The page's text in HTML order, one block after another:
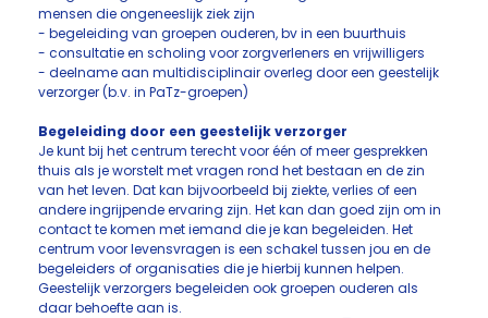
mensen die ongeneeslijk ziek zijn
- begeleiding van groepen ouderen, bv in een buurthuis
- consultatie en scholing voor zorgverleners en vrijwilligers
- deelname aan multidisciplinair overleg door een geestelijk
verzorger (b.v. in PaTz-groepen)
Begeleiding door een geestelijk verzorger
Je kunt bij het centrum terecht voor één of meer gesprekken
thuis als je worstelt met vragen rond het bestaan en de zin
van het leven. Dat kan bijvoorbeeld bij ziekte, verlies of een
andere ingrijpende ervaring zijn. Het kan dan goed zijn om in
contact te komen met iemand die je kan begeleiden. Het
centrum voor levensvragen is een schakel tussen jou en de
begeleiders of organisaties die je hierbij kunnen helpen.
Geestelijk verzorgers begeleiden ook groepen ouderen als
daar behoefte aan is.